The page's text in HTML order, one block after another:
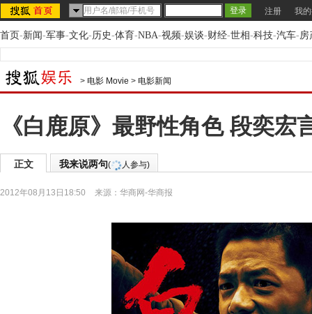
注册 我
首页-新闻-军事-文化-历史-体育-NBA-视频-娱谈-财经-世相-科技-汽车-房
> 电影 Movie > 电影新闻
《白鹿原》最野性角色 段奕宏
正文 我来说两句( 人参与)
2012年08月13日18:50 来源： 华商网-华商报